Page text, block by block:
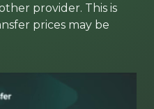
provider. This is
prices may be